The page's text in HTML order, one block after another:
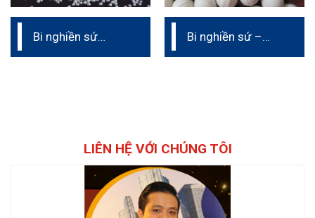
Bi nghiền sứ
Bi nghiền sứ –
LIÊN HỆ VỚI CHÚNG TÔI